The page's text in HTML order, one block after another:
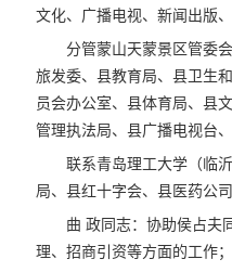
文化、广播电视、新闻出版
分管蒙山天蒙景区管委
旅发委、县教育局、县卫生
员会办公室、县体育局、县
管理执法局、县广播电视台
联系青岛理工大学（临
局、县红十字会、县医药公
曲 政同志：协助侯占夫
理、招商引资等方面的工作